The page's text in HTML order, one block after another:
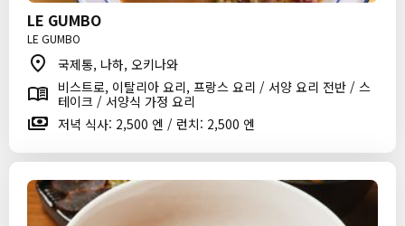
LE GUMBO
LE GUMBO
국제통, 나하, 오키나와
비스트로, 이탈리아 요리, 프랑스 요리 / 서양 요리 전반 / 스
테이크 / 서양식 가정 요리
저녁 식사: 2,500 엔 / 런치: 2,500 엔